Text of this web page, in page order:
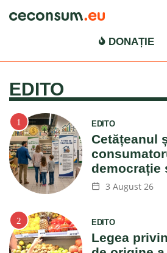
Ce Consum EU
DONAȚIE
EDITO
EDITO
Cetățeanul
democrație
3 August 26
EDITO
Legea